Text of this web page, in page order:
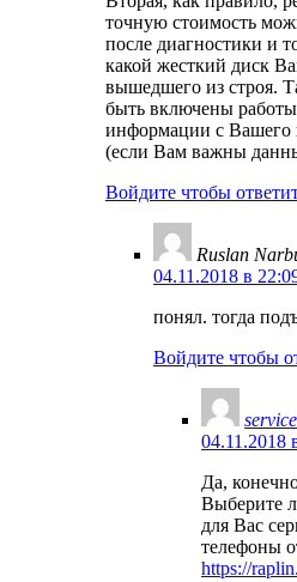
точную стоимость
после диагностики и
какой жесткий диск
вышедшего из строя.
быть включены
информации с Вашего
(если Вам важны
Войдите чтобы
Ruslan
04.11.2018 в
понял. тогда
Войдите чтобы
04.11.2018
Да,
Выберите
для Вас
телефоны
https://